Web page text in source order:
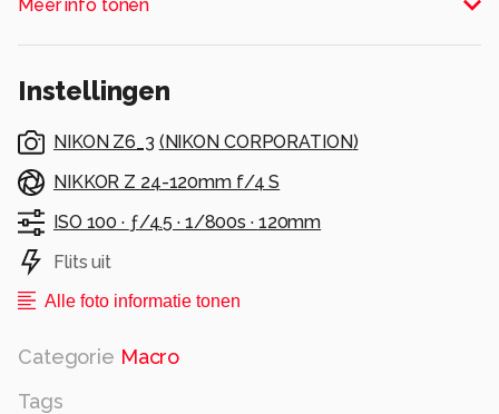
Meer info tonen
Instellingen
NIKON Z6_3 (NIKON CORPORATION)
NIKKOR Z 24-120mm f/4 S
ISO 100 · ƒ/4.5 · 1/800s · 120mm
Flits uit
Alle foto informatie tonen
Categorie Macro
Tags